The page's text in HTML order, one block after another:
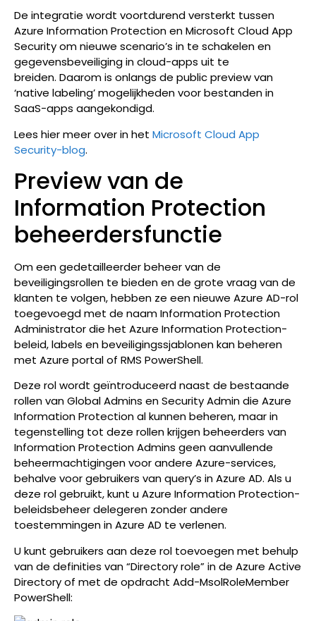
De integratie wordt voortdurend versterkt tussen
Azure Information Protection en Microsoft Cloud App
Security om nieuwe scenario’s in te schakelen en
gegevensbeveiliging in cloud-apps uit te
breiden. Daarom is onlangs de public preview van
‘native labeling’ mogelijkheden voor bestanden in
SaaS-apps aangekondigd.
Lees hier meer over in het Microsoft Cloud App
Security-blog.
Preview van de
Information Protection
beheerdersfunctie
Om een gedetailleerder beheer van de
beveiligingsrollen te bieden en de grote vraag van de
klanten te volgen, hebben ze een nieuwe Azure AD-rol
toegevoegd met de naam Information Protection
Administrator die het Azure Information Protection-
beleid, labels en beveiligingssjablonen kan beheren
met Azure portal of RMS PowerShell.
Deze rol wordt geïntroduceerd naast de bestaande
rollen van Global Admins en Security Admin die Azure
Information Protection al kunnen beheren, maar in
tegenstelling tot deze rollen krijgen beheerders van
Information Protection Admins geen aanvullende
beheermachtigingen voor andere Azure-services,
behalve voor gebruikers van query’s in Azure AD. Als u
deze rol gebruikt, kunt u Azure Information Protection-
beleidsbeheer delegeren zonder andere
toestemmingen in Azure AD te verlenen.
U kunt gebruikers aan deze rol toevoegen met behulp
van de definities van “Directory role” in de Azure Active
Directory of met de opdracht Add-MsolRoleMember
PowerShell: